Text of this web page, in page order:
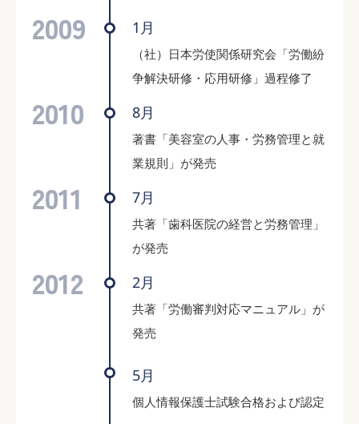
2009 1月
（社）日本労使関係研究会「労働紛
争解決研修・応用研修」過程修了
2010 8月
著書「美容室の人事・労務管理と就
業規則」が発売
2011 7月
共著「歯科医院の経営と労務管理」
が発売
2012 2月
共著「労働審判対応マニュアル」が
発売
5月
個人情報保護士試験合格および認定